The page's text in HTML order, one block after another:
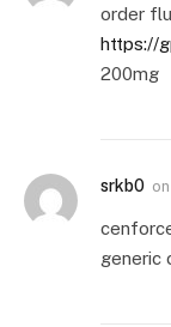
order
https://
200mg
srkb0 on
generic